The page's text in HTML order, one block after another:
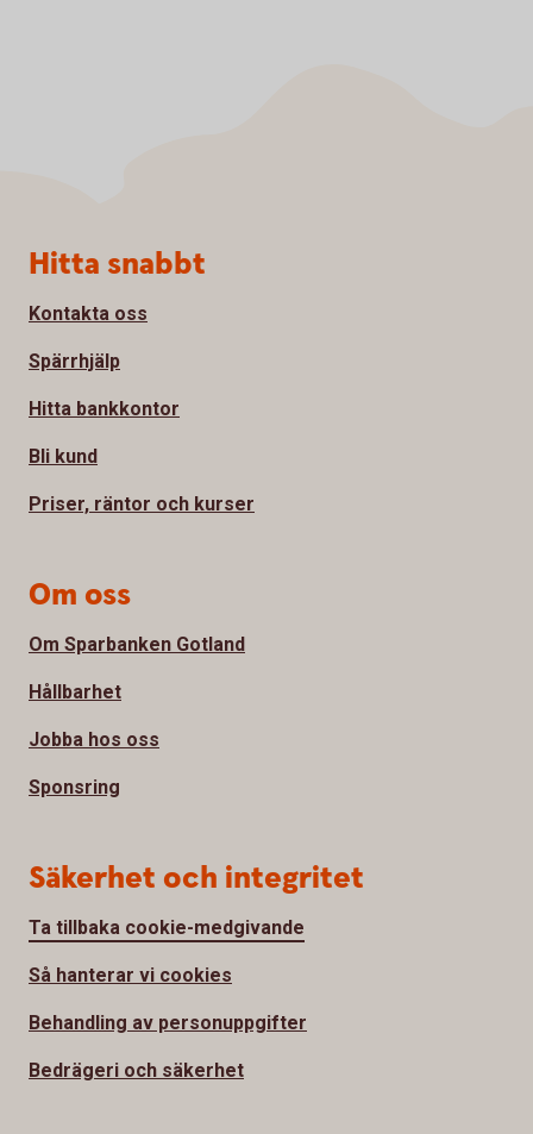
Sidfot
Hitta snabbt
Kontakta oss
Spärrhjälp
Hitta bankkontor
Bli kund
Priser, räntor och kurser
Om oss
Om Sparbanken Gotland
Hållbarhet
Jobba hos oss
Sponsring
Säkerhet och integritet
Ta tillbaka cookie-medgivande
Så hanterar vi cookies
Behandling av personuppgifter
Bedrägeri och säkerhet